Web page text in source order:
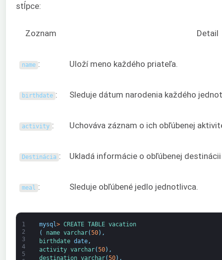
stĺpce:
Zoznam Detail
name : Uloží meno každého priateľa.
birthdate : Sleduje dátum narodenia každého
activity : Uchováva záznam o ich obľúbenej
Destinácia : Ukladá informácie o obľúbenej
meal : Sleduje obľúbené jedlo jednotlivca.
1
2
3
4
5
mysql> CREATE TABLE vacation
(
name varchar(50) ,
birthdate date,
activity varchar(50) ,
destination varchar(50) ,